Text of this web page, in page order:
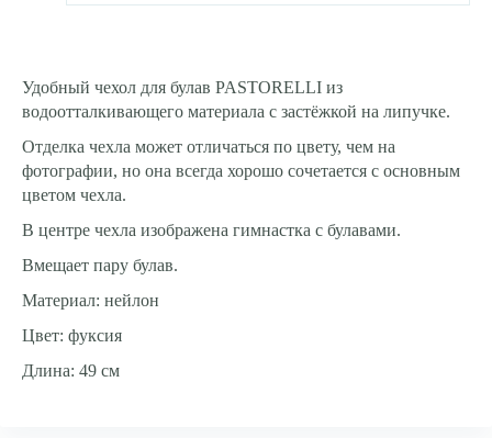
Удобный чехол для булав PASTORELLI из
водоотталкивающего материала с застёжкой на липучке.
Отделка чехла может отличаться по цвету, чем на
фотографии, но она всегда хорошо сочетается с основным
цветом чехла.
В центре чехла изображена гимнастка с булавами.
Вмещает пару булав.
Материал: нейлон
Цвет: фуксия
Длина: 49 cм